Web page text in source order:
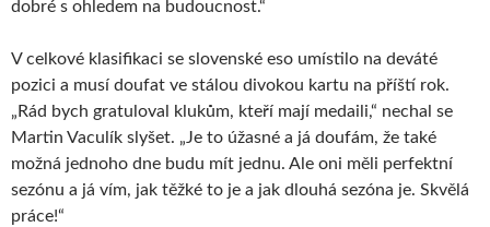
dobré s ohledem na budoucnost.“
V celkové klasifikaci se slovenské eso umístilo na deváté
pozici a musí doufat ve stálou divokou kartu na příští rok.
„Rád bych gratuloval klukům, kteří mají medaili,“ nechal se
Martin Vaculík slyšet. „Je to úžasné a já doufám, že také
možná jednoho dne budu mít jednu. Ale oni měli perfektní
sezónu a já vím, jak těžké to je a jak dlouhá sezóna je. Skvělá
práce!“